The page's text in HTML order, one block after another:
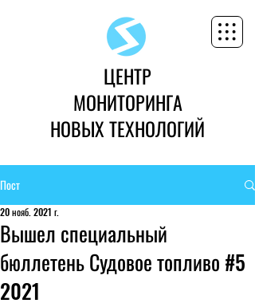
ЦЕНТР
МОНИТОРИНГА
НОВЫХ ТЕХНОЛОГИЙ
Пост
Вышел специальный
бюллетень Судовое топливо #5
2021
20 нояб. 2021 г.